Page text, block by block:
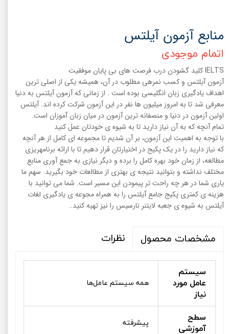
منابع آزمون آیلتس
اتمام موجودی
IELTS کلید گشودن درب فرصت های بی پایان موفقیت
آزمون آیلتس و کسب نمرهی مطلوب در آن، همیشه یکی از اصلی ترین
اهداف یادگیری زبان انگلیسی بوده است . از زمانی که آزمون آیلتس به دنیا
معرفی شد تا به امروز میلیون ها نفر در این آزمون شرکت کرده اند. آیلتس
اولین آزمون در دنیا و منصفانه ترین آزمون در میان زبان آموزان است.
تمام آنچه که به آن نیاز دارید تا به شیوه ی خودتان عمل کنید
با توجه به اهمیت این آزمون، بر آن شدیم تا مجموعه ای کامل از هر آنچه
که نیاز دارید را در یک پکیج در اختیارتان قرار دهیم تا با ارائه برنامهریزی
مطالعه، از زمان خود بهره کامل را برده و دیگر نیازی به جمع آوری منابع
مختلف نداشته و بتوانید نتیجه ی بهتری از مطالعات خود بگیرید. سهم ما
یاری شما در هر چه راحت تر پیمودن این مسیر است. شما می توانید با
هزینه ی کمتری پکیج جامع آیلتس را به همراه مجوعه ی یادگیری لغات
آیلتس به شیوه ی جعبه لایتنر نارسیس را نیز تهیه کنید..
مشخصات محصول نظرات
سیستم
عامل مورد
نیاز
همه سیستم عامل‌ها
سطح
آموزشی
پیشرفته